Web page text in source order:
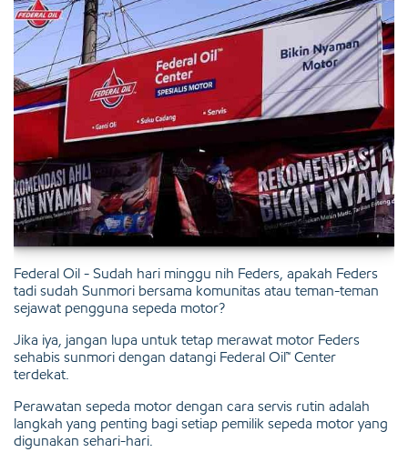
Federal Oil - Sudah hari minggu nih Feders, apakah Feders
tadi sudah Sunmori bersama komunitas atau teman-teman
sejawat pengguna sepeda motor?
Jika iya, jangan lupa untuk tetap merawat motor Feders
sehabis sunmori dengan datangi Federal Oil™ Center
terdekat.
Perawatan sepeda motor dengan cara servis rutin adalah
langkah yang penting bagi setiap pemilik sepeda motor yang
digunakan sehari-hari.